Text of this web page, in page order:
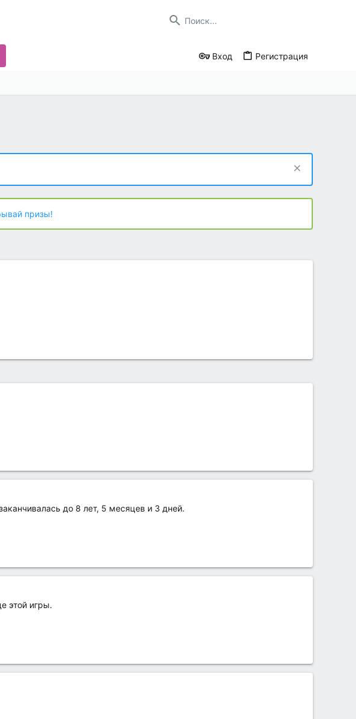
Вход Регистрация
призы!
до 8 лет, 5 месяцев и 3 дней.
этой игры.